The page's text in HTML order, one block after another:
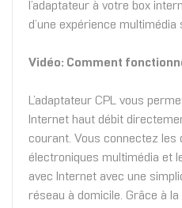
l’adaptateur à votre box
d’une expérience
Vidéo: Comment
L’adaptateur CPL vous
Internet haut débit
courant. Vous connectez les
électroniques multimédia et
avec Internet avec une
réseau à domicile. Grâce à